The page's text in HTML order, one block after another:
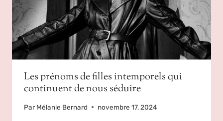
Les prénoms de filles intemporels qui
continuent de nous séduire
Par Mélanie Bernard novembre 17, 2024